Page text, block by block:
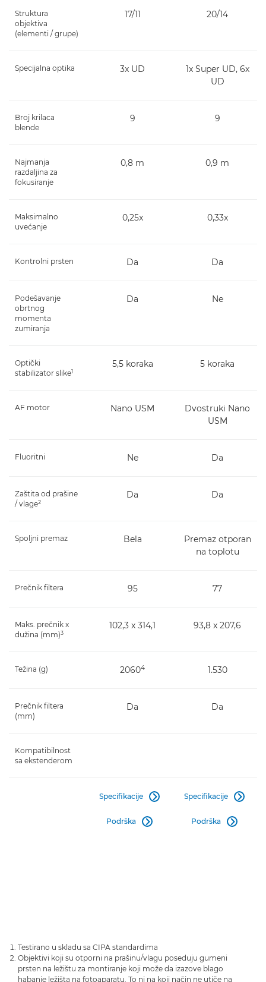
Struktura
objektiva
(elementi / grupe)
17/11 20/14
Specijalna optika 3x UD
1x Super UD, 6x
UD
Broj krilaca
blende
9 9
Najmanja
razdaljina za
fokusiranje
0,8 m 0,9 m
Maksimalno
uvećanje
0,25x 0,33x
Kontrolni prsten Da Da
Podešavanje
obrtnog
momenta
zumiranja
Da Ne
Optički
stabilizator slike1
5,5 koraka 5 koraka
AF motor Nano USM
Dvostruki Nano
USM
Fluoritni Ne Da
Zaštita od prašine
/ vlage2
Da Da
Spoljni premaz Bela
Premaz otporan
na toplotu
Prečnik filtera 95 77
Maks. prečnik x
dužina (mm)3
102,3 x 314,1 93,8 x 207,6
Težina (g) 20604 1.530
Prečnik filtera
(mm)
Da Da
Kompatibilnost
sa ekstenderom
Specifikacije 
Podrška 
Specifikacije 
Podrška 
Testirano u skladu sa CIPA standardima
Objektivi koji su otporni na prašinu/vlagu poseduju gumeni
prsten na ležištu za montiranje koji može da izazove blago
habanje ležišta na fotoaparatu. To ni na koji način ne utiče na